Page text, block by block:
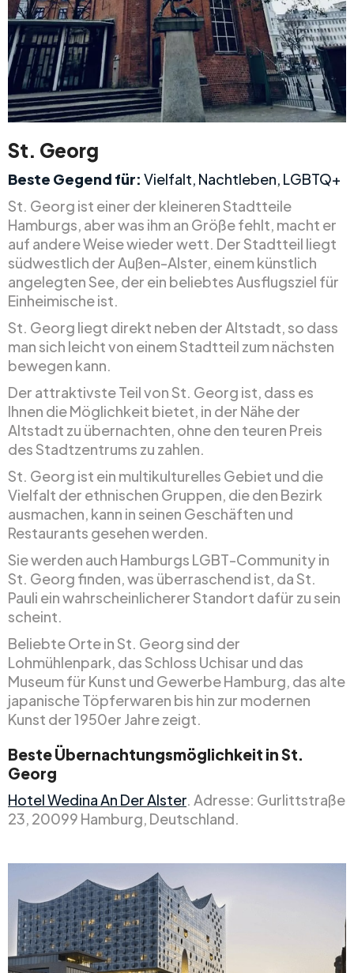
St. Georg
Beste Gegend für: Vielfalt, Nachtleben, LGBTQ+
St. Georg ist einer der kleineren Stadtteile
Hamburgs, aber was ihm an Größe fehlt, macht er
auf andere Weise wieder wett. Der Stadtteil liegt
südwestlich der Außen-Alster, einem künstlich
angelegten See, der ein beliebtes Ausflugsziel für
Einheimische ist.
St. Georg liegt direkt neben der Altstadt, so dass
man sich leicht von einem Stadtteil zum nächsten
bewegen kann.
Der attraktivste Teil von St. Georg ist, dass es
Ihnen die Möglichkeit bietet, in der Nähe der
Altstadt zu übernachten, ohne den teuren Preis
des Stadtzentrums zu zahlen.
St. Georg ist ein multikulturelles Gebiet und die
Vielfalt der ethnischen Gruppen, die den Bezirk
ausmachen, kann in seinen Geschäften und
Restaurants gesehen werden.
Sie werden auch Hamburgs LGBT-Community in
St. Georg finden, was überraschend ist, da St.
Pauli ein wahrscheinlicherer Standort dafür zu sein
scheint.
Beliebte Orte in St. Georg sind der
Lohmühlenpark, das Schloss Uchisar und das
Museum für Kunst und Gewerbe Hamburg, das alte
japanische Töpferwaren bis hin zur modernen
Kunst der 1950er Jahre zeigt.
Beste Übernachtungsmöglichkeit in St.
Georg
Hotel Wedina An Der Alster . Adresse: Gurlittstraße
23, 20099 Hamburg, Deutschland.